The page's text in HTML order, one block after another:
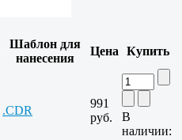
Шаблон для
нанесения
Цена Купить
.CDR
991
руб.
В
наличии: